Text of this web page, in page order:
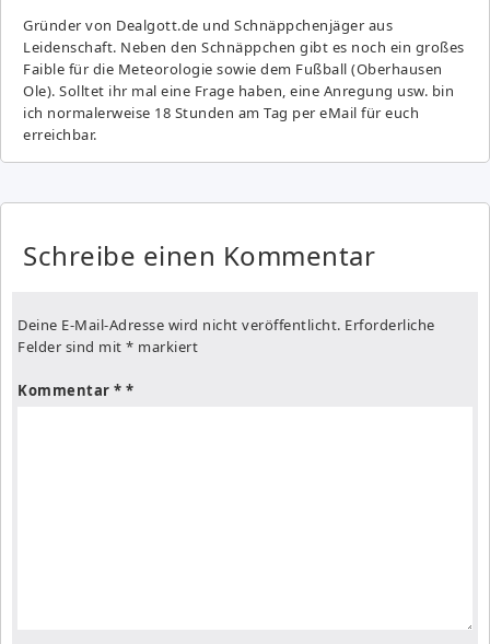
Gründer von Dealgott.de und Schnäppchenjäger aus
Leidenschaft. Neben den Schnäppchen gibt es noch ein großes
Fai­ble für die Meteorologie sowie dem Fußball (Oberhausen
Ole). Solltet ihr mal eine Frage haben, eine Anregung usw. bin
ich normalerweise 18 Stunden am Tag per eMail für euch
erreichbar.
Schreibe einen Kommentar
Deine E-Mail-Adresse wird nicht veröffentlicht. Erforderliche
Felder sind mit * markiert
Kommentar *